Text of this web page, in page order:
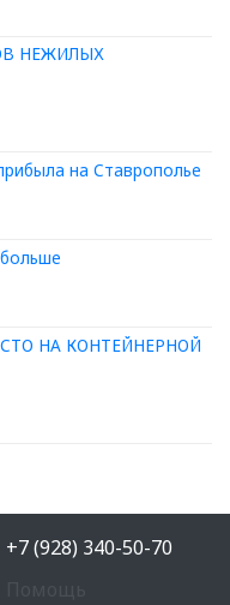
НЕЖИЛЫХ
на Ставрополье
НА КОНТЕЙНЕРНОЙ
+7 (928) 340-50-70